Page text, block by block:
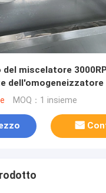
miscelatore
dell'omogeneizzatore
MOQ：1 insieme